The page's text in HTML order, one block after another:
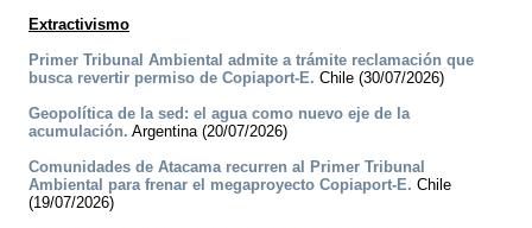
Extractivismo
Primer Tribunal Ambiental admite a trámite reclamación que
busca revertir permiso de Copiaport-E. Chile (30/07/2026)
Geopolítica de la sed: el agua como nuevo eje de la
acumulación. Argentina (20/07/2026)
Comunidades de Atacama recurren al Primer Tribunal
Ambiental para frenar el megaproyecto Copiaport-E. Chile
(19/07/2026)